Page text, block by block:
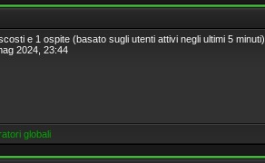
e 1 ospite (basato sugli utenti attivi negli ultimi 5 minuti)
2024, 23:44
globali